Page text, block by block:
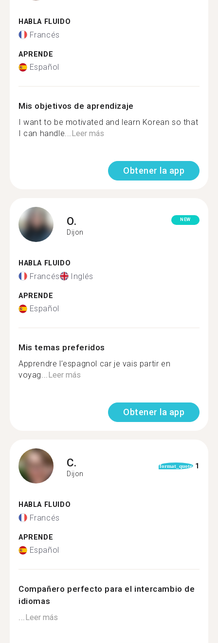
HABLA FLUIDO
Francés
APRENDE
Español
Mis objetivos de aprendizaje
I want to be motivated and learn Korean so that
I can handle...Leer más
Obtener la app
O.
Dijon
NEW
HABLA FLUIDO
Francés Inglés
APRENDE
Español
Mis temas preferidos
Apprendre l’espagnol car je vais partir en
voyag...Leer más
Obtener la app
C.
Dijon
format_quote 1
HABLA FLUIDO
Francés
APRENDE
Español
Compañero perfecto para el intercambio de
idiomas
...Leer más